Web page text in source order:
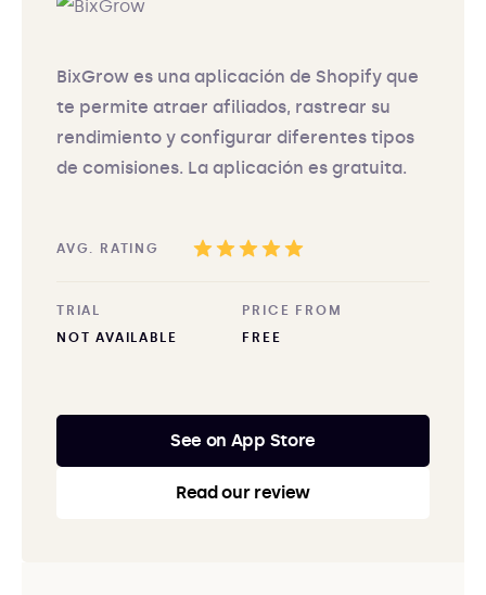
BixGrow es una aplicación de Shopify que
te permite atraer afiliados, rastrear su
rendimiento y configurar diferentes tipos
de comisiones. La aplicación es gratuita.
AVG. RATING
TRIAL
NOT AVAILABLE
PRICE FROM
FREE
See on App Store
Read our review